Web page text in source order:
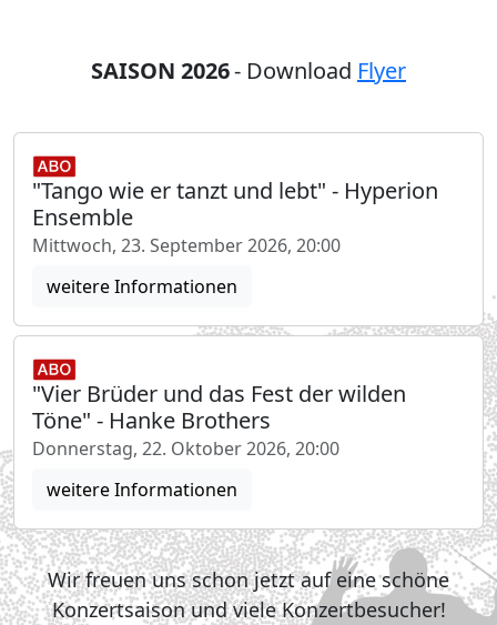
SAISON 2026- Download Flyer
"Tango wie er tanzt und lebt" - Hyperion
Ensemble
Mittwoch, 23. September 2026, 20:00
weitere Informationen
"Vier Brüder und das Fest der wilden
Töne" - Hanke Brothers
Donnerstag, 22. Oktober 2026, 20:00
weitere Informationen
Wir freuen uns schon jetzt auf eine schöne
Konzertsaison und viele Konzertbesucher!